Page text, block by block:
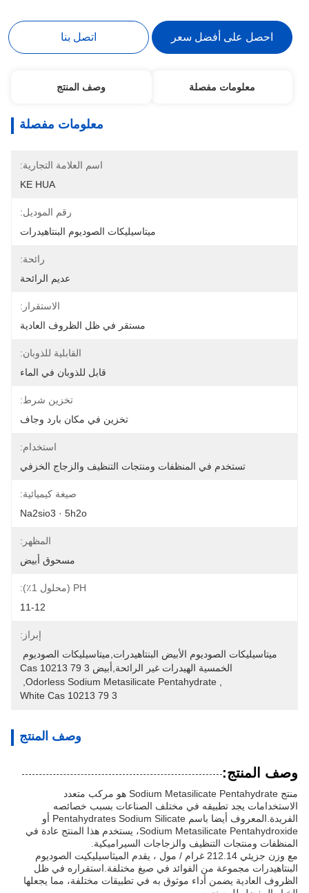
احصل على أفضل سعر اتصل بنا
معلومات مفصلة وصف المنتج
معلومات مفصلة
اسم العلامة التجارية:
KE HUA
رقم الموديل:
ميتاسيليكات الصوديوم البنتاهيدرات
رائحة:
عديم الرائحة
الاستقرار:
مستقر في ظل الظروف العادية
القابلية للذوبان:
قابل للذوبان في الماء
تخزين شرط:
تخزين في مكان بارد وجاف
استخدام:
تستخدم في المنظفات ومنتجات التنظيف والزجاج الخزفي
صيغة كيميائية:
Na2sio3 · 5h2o
المظهر:
مسحوق أبيض
PH (محلول 1٪):
11-12
إبراز:
الخمسية الهيدرات غير الرائحة,أبيض Cas 10213 79 3
Odorless Sodium Metasilicate Pentahydrate
White Cas 10213 79 3
وصف المنتج
وصف المنتج:
منتج Sodium Metasilicate Pentahydrate هو مركب متعدد
الاستخدامات يجد تطبيقه في مختلف الصناعات بسبب خصائصه
الفريدة.المعروف أيضا باسم Pentahydrates Sodium Silicate أو
Sodium Metasilicate Pentahydroxide، يستخدم هذا المنتج عادة في
المنظفات ومنتجات التنظيف والزجاجات السيراميكية.
مع وزن جزيئي 212.14 غرام / مول ، يقدم الميثاسيليكيت الصوديوم
البنتاهيدرات مجموعة من الفوائد في صيغ مختلفة.استقراره في ظل
الظروف العادية يضمن أداء موثوق به في تطبيقات مختلفة، مما يجعلها